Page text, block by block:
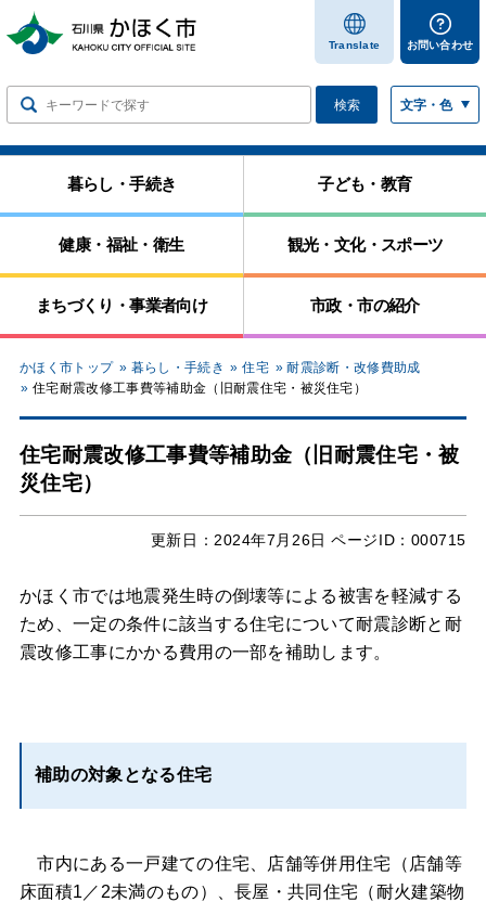
します
Translate お問い合わせ
検索 文字・色
暮らし・手続き 子ども・教育
健康・福祉・衛生 観光・文化・スポーツ
まちづくり・事業者向け 市政・市の紹介
かほく市トップ 暮らし・手続き 住宅
耐震診断・改修費助成
住宅耐震改修工事費等補助金（旧耐震住宅・被災住宅）
住宅耐震改修工事費等補助金（旧耐震住宅・被
災住宅）
更新日： 2024年7月26日 ページID：000715
かほく市では地震発生時の倒壊等による被害を軽減する
ため、一定の条件に該当する住宅について耐震診断と耐
震改修工事にかかる費用の一部を補助します。
補助の対象となる住宅
市内にある一戸建ての住宅、店舗等併用住宅（店舗等
床面積1／2未満のもの）、長屋・共同住宅（耐火建築物